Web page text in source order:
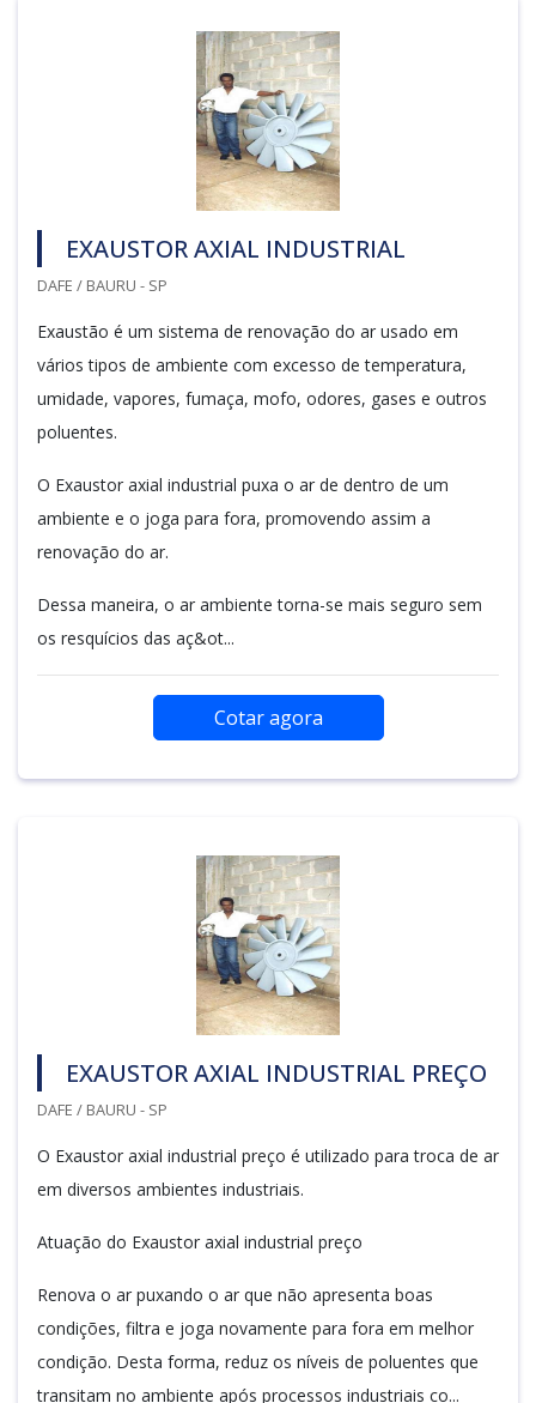
EXAUSTOR AXIAL INDUSTRIAL
DAFE / BAURU - SP
Exaustão é um sistema de renovação do ar usado em
vários tipos de ambiente com excesso de temperatura,
umidade, vapores, fumaça, mofo, odores, gases e outros
poluentes.
O Exaustor axial industrial puxa o ar de dentro de um
ambiente e o joga para fora, promovendo assim a
renovação do ar.
Dessa maneira, o ar ambiente torna-se mais seguro sem
os resquícios das aç&ot...
Cotar agora
EXAUSTOR AXIAL INDUSTRIAL PREÇO
DAFE / BAURU - SP
O Exaustor axial industrial preço é utilizado para troca de ar
em diversos ambientes industriais.
Atuação do Exaustor axial industrial preço
Renova o ar puxando o ar que não apresenta boas
condições, filtra e joga novamente para fora em melhor
condição. Desta forma, reduz os níveis de poluentes que
transitam no ambiente após processos industriais co...